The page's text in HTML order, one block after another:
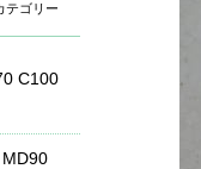
テゴリー
C100